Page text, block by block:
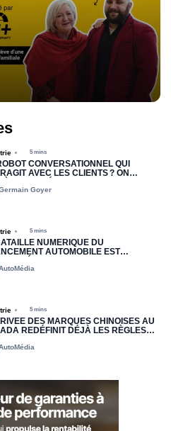
5 mins
CONVERSATIONNEL QUI
AVEC LES CLIENTS ? ON
LES VÉRITABLES HUMAINS QUI
AUX HUMAINS
Goyer
5 mins
NUMÉRIQUE DU
AUTOMOBILE EST
5 mins
DES MARQUES CHINOISES AU
REDÉFINIT DÉJÀ LES RÈGLES
: VERS UNE NOUVELLE LOGIQUE